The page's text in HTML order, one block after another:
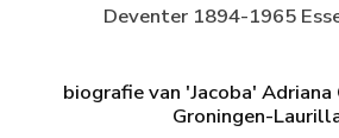
Deventer 1894-1965
biografie van 'Jacoba'
Groningen-